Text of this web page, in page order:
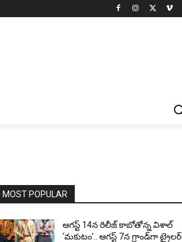
MOST POPULAR
ఆగస్ట్ 14న రిలీజ్ కాబోతోన్న విశాల్
‘మకుటం’.. ఆగస్ట్ 7న గ్రాండ్‌గా ట్రైలర్